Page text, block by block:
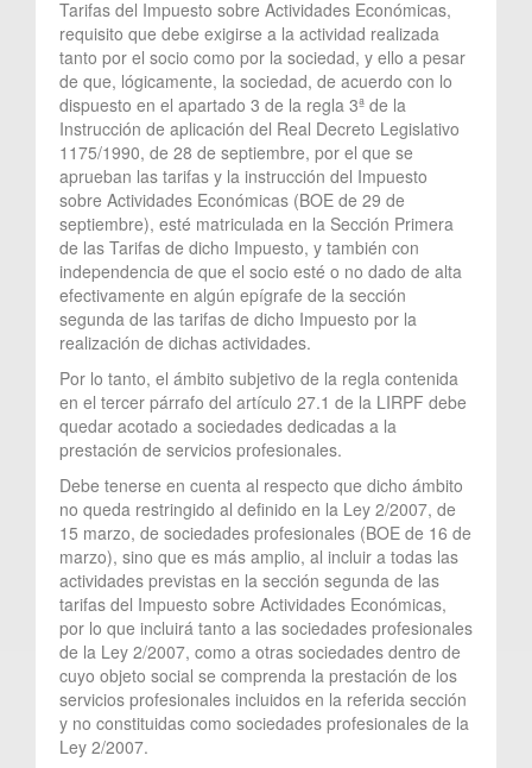
Tarifas del Impuesto sobre Actividades Económicas,
requisito que debe exigirse a la actividad realizada
tanto por el socio como por la sociedad, y ello a pesar
de que, lógicamente, la sociedad, de acuerdo con lo
dispuesto en el apartado 3 de la regla 3ª de la
Instrucción de aplicación del Real Decreto Legislativo
1175/1990, de 28 de septiembre, por el que se
aprueban las tarifas y la instrucción del Impuesto
sobre Actividades Económicas (BOE de 29 de
septiembre), esté matriculada en la Sección Primera
de las Tarifas de dicho Impuesto, y también con
independencia de que el socio esté o no dado de alta
efectivamente en algún epígrafe de la sección
segunda de las tarifas de dicho Impuesto por la
realización de dichas actividades.
Por lo tanto, el ámbito subjetivo de la regla contenida
en el tercer párrafo del artículo 27.1 de la LIRPF debe
quedar acotado a sociedades dedicadas a la
prestación de servicios profesionales.
Debe tenerse en cuenta al respecto que dicho ámbito
no queda restringido al definido en la Ley 2/2007, de
15 marzo, de sociedades profesionales (BOE de 16 de
marzo), sino que es más amplio, al incluir a todas las
actividades previstas en la sección segunda de las
tarifas del Impuesto sobre Actividades Económicas,
por lo que incluirá tanto a las sociedades profesionales
de la Ley 2/2007, como a otras sociedades dentro de
cuyo objeto social se comprenda la prestación de los
servicios profesionales incluidos en la referida sección
y no constituidas como sociedades profesionales de la
Ley 2/2007.